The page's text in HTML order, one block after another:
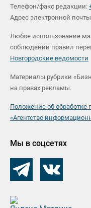
Телефон/факс редакции:
Адрес электронной
Любое использование
соблюдении правил
Новгородские ведомости
Материалы рубрики
на правах рекламы.
Положение об
«Агентство
Мы в соцсетях